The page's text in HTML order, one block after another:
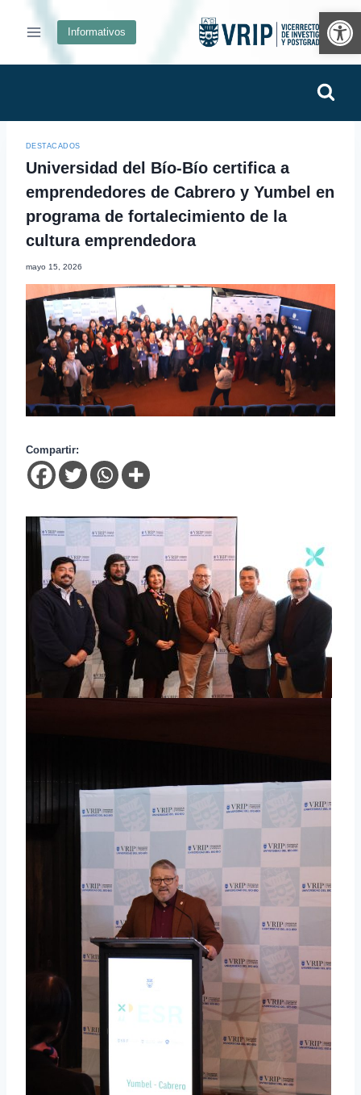
Informativos
DESTACADOS
Universidad del Bío-Bío certifica a
emprendedores de Cabrero y Yumbel en
programa de fortalecimiento de la
cultura emprendedora
mayo 15, 2026
Compartir: